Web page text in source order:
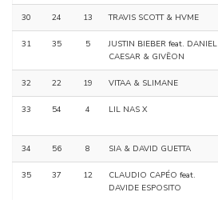
30 24 13 TRAVIS SCOTT & HVME
31 35 5
JUSTIN BIEBER feat. DANIEL
CAESAR & GIVĒON
32 22 19 VITAA & SLIMANE
33 54 4 LIL NAS X
34 56 8 SIA & DAVID GUETTA
35 37 12
CLAUDIO CAPÉO feat.
DAVIDE ESPOSITO